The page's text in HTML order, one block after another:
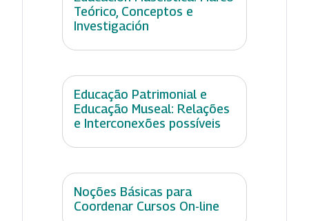
Teórico, Conceptos e
Investigación
Educação Patrimonial e
Educação Museal: Relações
e Interconexões possíveis
Noções Básicas para
Coordenar Cursos On-line